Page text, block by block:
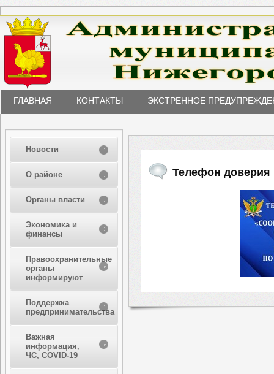
ГЛАВНАЯ КОНТАКТЫ ЭКСТРЕННОЕ
Новости
О районе
Органы власти
Экономика и
финансы
Правоохранительные
органы
информируют
Поддержка
предпринимательства
Важная
информация,
ЧС, COVID-19
Телефон